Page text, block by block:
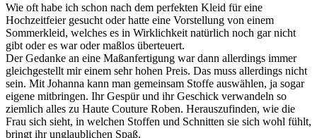
Wie oft habe ich schon nach dem perfekten Kleid für eine
Hochzeitfeier gesucht oder hatte eine Vorstellung von einem
Sommerkleid, welches es in Wirklichkeit natürlich noch gar nicht
gibt oder es war oder maßlos überteuert.
Der Gedanke an eine Maßanfertigung war dann allerdings immer
gleichgestellt mir einem sehr hohen Preis. Das muss allerdings nicht
sein. Mit Johanna kann man gemeinsam Stoffe auswählen, ja sogar
eigene mitbringen. Ihr Gespür und ihr Geschick verwandeln so
ziemlich alles zu Haute Couture Roben. Herauszufinden, wie die
Frau sich sieht, in welchen Stoffen und Schnitten sie sich wohl fühlt,
bringt ihr unglaublichen Spaß.